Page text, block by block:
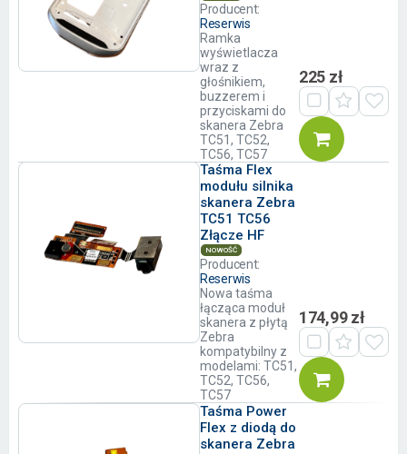
Producent:
Reserwis
Ramka
wyświetlacza
wraz z
głośnikiem,
buzzerem i
przyciskami do
skanera Zebra
TC51, TC52,
TC56, TC57
225 zł
Taśma Flex
modułu silnika
skanera Zebra
TC51 TC56
Złącze HF
NOWOŚĆ
Producent:
Reserwis
Nowa taśma
łącząca moduł
skanera z płytą
Zebra
kompatybilny z
modelami: TC51,
TC52, TC56,
TC57
174,99 zł
Taśma Power
Flex z diodą do
skanera Zebra